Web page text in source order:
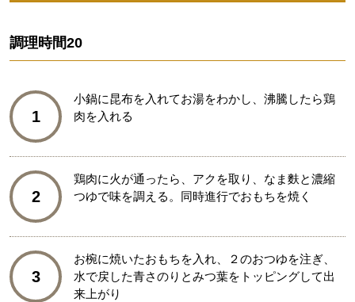
調理時間20
1
小鍋に昆布を入れてお湯をわかし、沸騰したら鶏
肉を入れる
2
鶏肉に火が通ったら、アクを取り、なま麩と濃縮
つゆで味を調える。同時進行でおもちを焼く
3
お椀に焼いたおもちを入れ、２のおつゆを注ぎ、
水で戻した青さのりとみつ葉をトッピングして出
来上がり